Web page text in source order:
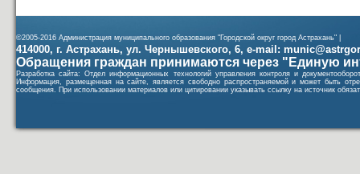
©2005-2016 Администрация муниципального образования "Городской округ город Астрахань" |
414000, г. Астрахань, ул. Чернышевского, 6, e-mail:
Обращения граждан принимаются через "Единую
Разработка сайта: Отдел информационных технологий управления контроля и
Информация, размещенная на сайте, является свободно распространяемой и может быть
сообщения. При использовании материалов или цитировании указывать ссылку на источник